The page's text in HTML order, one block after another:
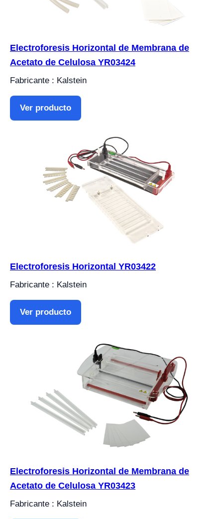
Electroforesis Horizontal de Membrana de
Acetato de Celulosa YR03424
Fabricante : Kalstein
Ver producto
Electroforesis Horizontal YR03422
Fabricante : Kalstein
Ver producto
Electroforesis Horizontal de Membrana de
Acetato de Celulosa YR03423
Fabricante : Kalstein